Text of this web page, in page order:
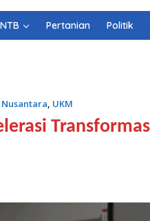
NTB Pertanian Politik
Nusantara, UKM